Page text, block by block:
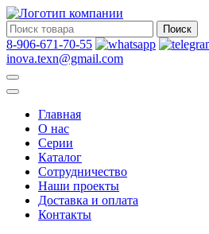
Поиск
8-906-671-70-55
inova.texn@gmail.com
Главная
О нас
Серии
Каталог
Сотрудничество
Наши проекты
Доставка и оплата
Контакты